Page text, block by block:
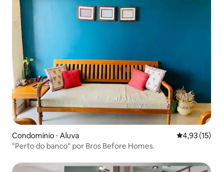
Condomínio ⋅ Aluva 4,93 de uma
4,93 (15)
"Perto do banco" por Bros Before Homes.